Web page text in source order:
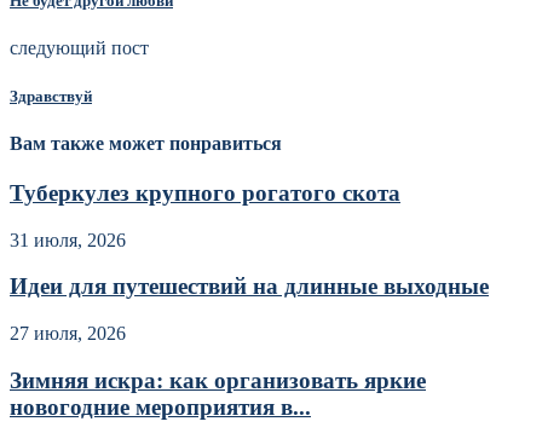
следующий пост
Здравствуй
Вам также может понравиться
Туберкулез крупного рогатого скота
31 июля, 2026
Идеи для путешествий на длинные выходные
27 июля, 2026
Зимняя искра: как организовать яркие
новогодние мероприятия в...